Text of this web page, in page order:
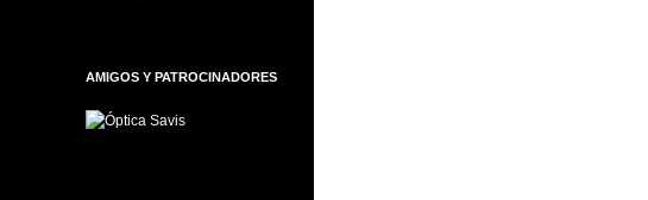
AMIGOS Y PATROCINADORES